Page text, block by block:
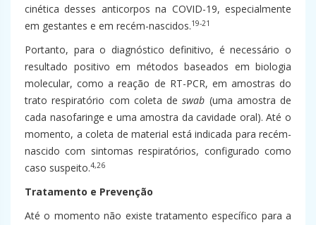
cinética desses anticorpos na COVID-19, especialmente
em gestantes e em recém-nascidos.19-21
Portanto, para o diagnóstico definitivo, é necessário o
resultado positivo em métodos baseados em biologia
molecular, como a reação de RT-PCR, em amostras do
trato respiratório com coleta deswab (uma amostra de
cada nasofaringe e uma amostra da cavidade oral). Até o
momento, a coleta de material está indicada para recém-
nascido com sintomas respiratórios, configurado como
caso suspeito.4,26
Tratamento e Prevenção
Até o momento não existe tratamento específico para a